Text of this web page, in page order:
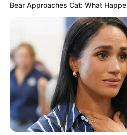
Bear Approaches Cat: What